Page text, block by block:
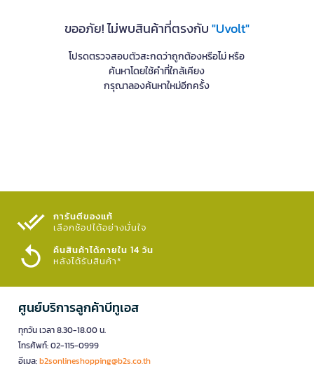
ขออภัย! ไม่พบสินค้าที่ตรงกับ"Uvolt"
โปรดตรวจสอบตัวสะกดว่าถูกต้องหรือไม่ หรือ
ค้นหาโดยใช้คำที่ใกล้เคียง
กรุณาลองค้นหาใหม่อีกครั้ง
การันตีของแท้
เลือกช้อปได้อย่างมั่นใจ​
คืนสินค้าได้ภายใน 14 วัน
หลังได้รับสินค้า*
ศูนย์บริการลูกค้าบีทูเอส
ทุกวัน เวลา 8.30-18.00 น.
โทรศัพท์: 02-115-0999
อีเมล:b2sonlineshopping@b2s.co.th